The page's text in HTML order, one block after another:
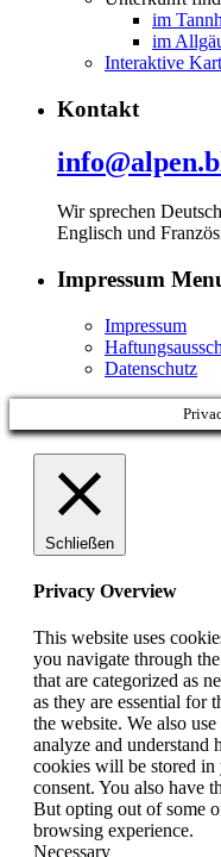
im
im
Interaktive
Kontakt
Wir sprechen
Englisch und
Impressum
Impressum
Datenschutz
Schließen
Privacy Overview
This website uses
you navigate through
that are categorized as
as they are essential for
the website. We also
analyze and understand
cookies will be stored
consent. You also have
But opting out of some
browsing experience.
Necessary